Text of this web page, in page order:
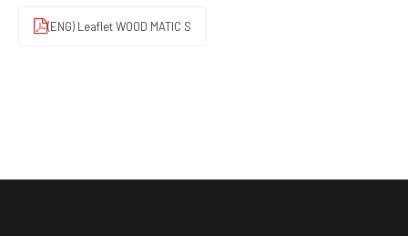
(ENG) Leaflet WOOD MATIC S